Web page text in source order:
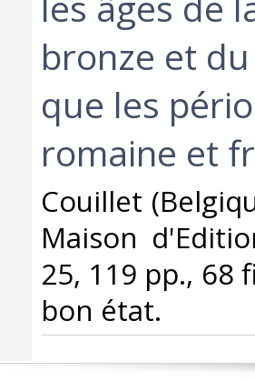
bronze et
que les
romaine et
‎Couillet
Maison
25, 119 pp., 68
bon état.‎